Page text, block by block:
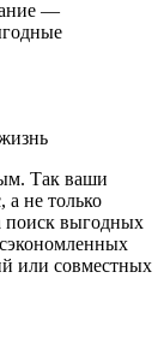
—
Так ваши
а не только
поиск выгодных
или совместных